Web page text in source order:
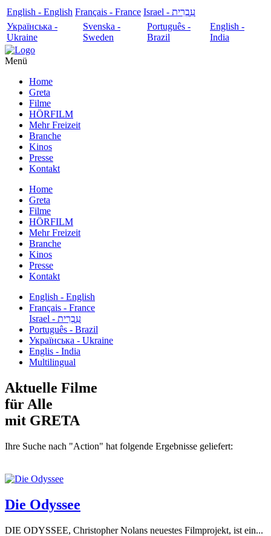
English - English Français - France
עִבְרִית - Israel
Українська -
Ukraine
Svenska -
Sweden
Português -
Brazil
English -
India
Menü
Home
Greta
Filme
HÖRFILM
Mehr Freizeit
Branche
Kinos
Presse
Kontakt
Home
Greta
Filme
HÖRFILM
Mehr Freizeit
Branche
Kinos
Presse
Kontakt
English - English
Français - France
עִבְרִית - Israel
Português - Brazil
Українська - Ukraine
Englis - India
Multilingual
Aktuelle Filme
für Alle
mit GRETA
Ihre Suche nach "Action" hat folgende Ergebnisse geliefert:
Die Odyssee
DIE ODYSSEE, Christopher Nolans neuestes Filmprojekt, ist ein...